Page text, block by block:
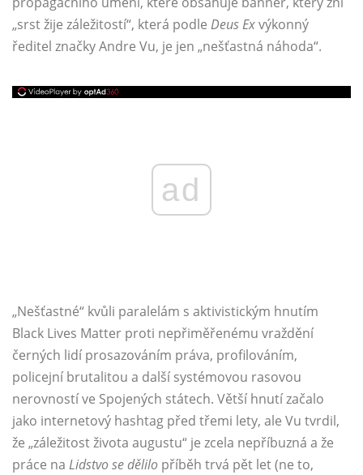
„srst žije záležitostí“, která podle Deus Exvýkonný
ředitel značky Andre Vu, je jen „nešťastná náhoda“.
ad
„Nešťastné“ kvůli paralelám s aktivistickým hnutím
Black Lives Matter proti nepřiměřenému vraždění
černých lidí prosazováním práva, profilováním,
policejní brutalitou a další systémovou rasovou
nerovností ve Spojených státech. Větší hnutí začalo
jako internetový hashtag před třemi lety, ale Vu tvrdil,
že „záležitost života augustu“ je zcela nepříbuzná a že
práce na Lidstvo se dělilo příběh trvá pět let (ne to,